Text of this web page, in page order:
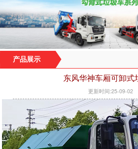
产品展示
东风华神车厢可卸式
更新时间:25-09-02